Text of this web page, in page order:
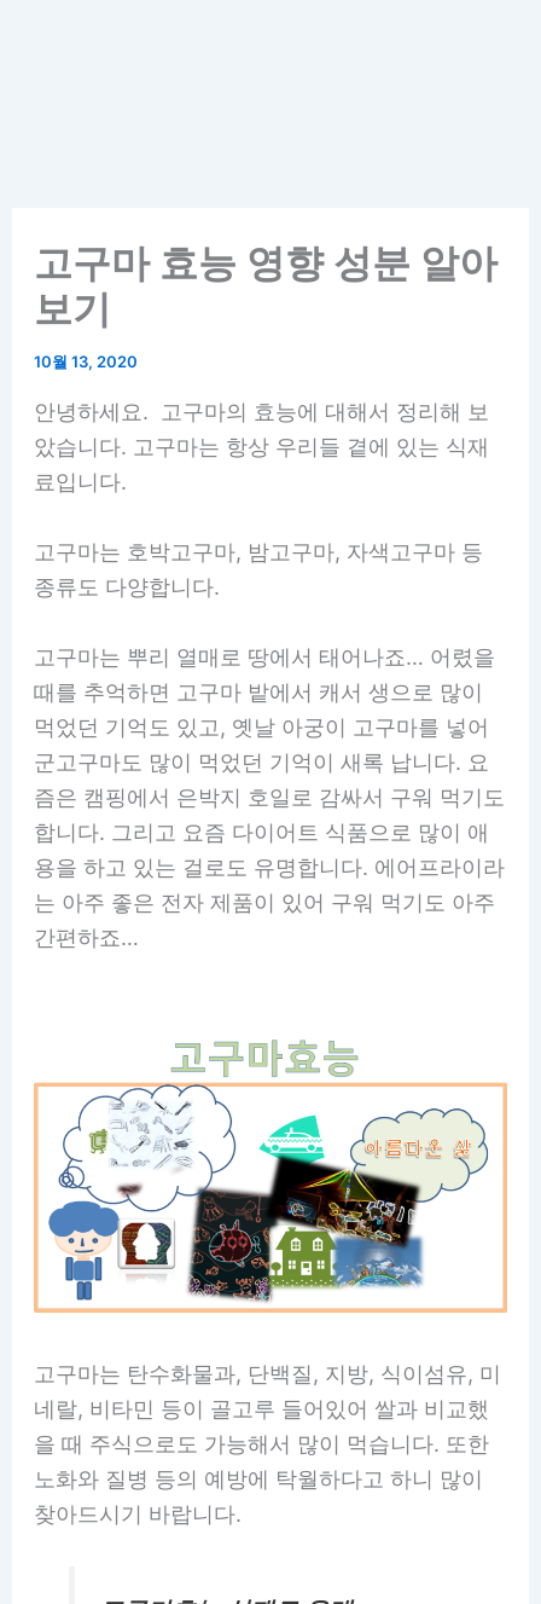
고구마 효능 영향 성분 알아
보기
10월 13, 2020
안녕하세요. 고구마의 효능에 대해서 정리해 보
았습니다. 고구마는 항상 우리들 곁에 있는 식재
료입니다.
고구마는 호박고구마, 밤고구마, 자색고구마 등
종류도 다양합니다.
고구마는 뿌리 열매로 땅에서 태어나죠… 어렸을
때를 추억하면 고구마 밭에서 캐서 생으로 많이
먹었던 기억도 있고, 옛날 아궁이 고구마를 넣어
군고구마도 많이 먹었던 기억이 새록 납니다. 요
즘은 캠핑에서 은박지 호일로 감싸서 구워 먹기도
합니다. 그리고 요즘 다이어트 식품으로 많이 애
용을 하고 있는 걸로도 유명합니다. 에어프라이라
는 아주 좋은 전자 제품이 있어 구워 먹기도 아주
간편하죠…
고구마는 탄수화물과, 단백질, 지방, 식이섬유, 미
네랄, 비타민 등이 골고루 들어있어 쌀과 비교했
을 때 주식으로도 가능해서 많이 먹습니다. 또한
노화와 질병 등의 예방에 탁월하다고 하니 많이
찾아드시기 바랍니다.